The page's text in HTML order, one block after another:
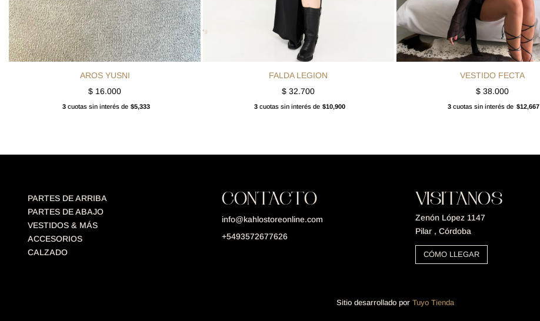
AROS YUSNI
$ 16.000
3cuotas sin interés de $5,333
FALDA LEGION
$ 32.700
3cuotas sin interés de $10,900
VESTIDO FECTA
$38.000
3 cuotas sin interés de $12,667
PARTES DE ARRIBA
PARTES DE ABAJO
VESTIDOS & MÁS
ACCESORIOS
CALZADO
CONTACTO
info@kahlostoreonline.com
+5493572677626
VISITANOS
Zenón López 1147
Pilar , Córdoba
CÓMO LLEGAR
Sitio desarrollado por Tuyo Tienda